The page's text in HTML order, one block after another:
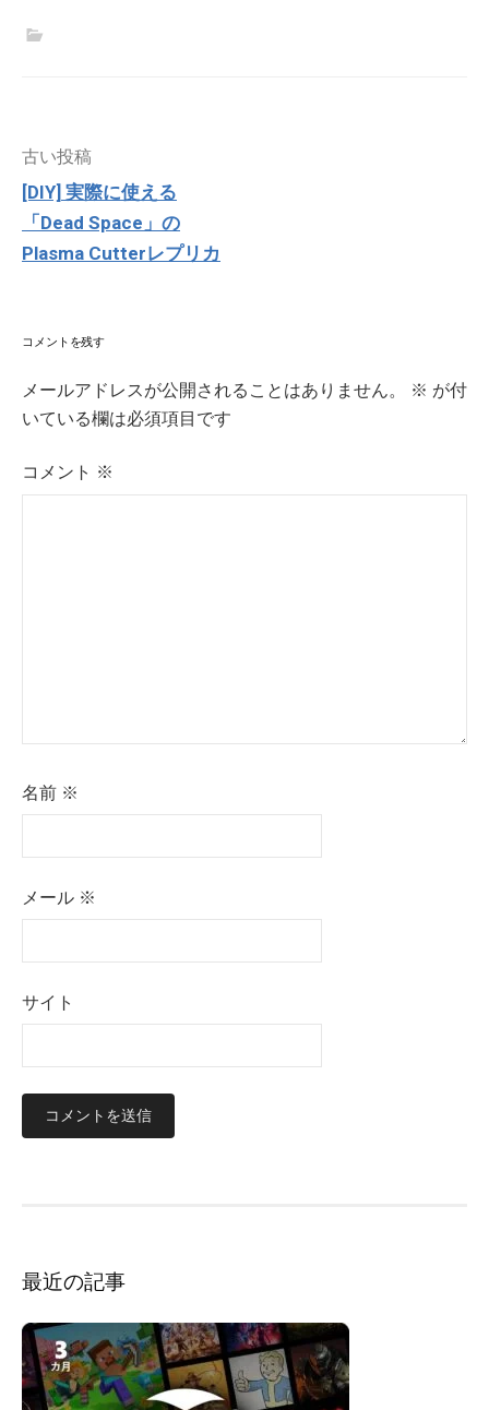
投
ナ
ビ
ゲ
ン
古い投稿
[DIY] 実際に使える
「Dead Space」の
Plasma Cutterレプリカ
コメントを残す
メールアドレスが公開されることはありません。 ※ が付
いている欄は必須項目です
コメント ※
名前 ※
メール ※
サイト
最近の記事